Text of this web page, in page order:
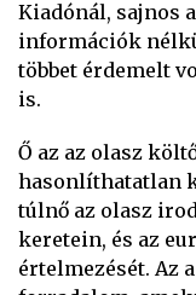
Kiadónál, sajnos
információk
többet érdemelt
is.
Ő az az olasz
hasonlíthatatlan
túlnő az olasz
keretein, és az
értelmezését. Az